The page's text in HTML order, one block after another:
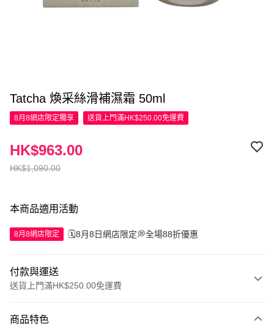
Tatcha 煥采絲滑補濕霜 50ml
8月8網店限定獨享 送貨上門滿HK$250.00免運費
HK$1,090.00
HK$963.00
本商品適用活動
8月8網店限定 🗓️8月8日網店限定💭全場88折優惠
付款與運送
送貨上門滿HK$250.00免運費
信用卡
商品特色